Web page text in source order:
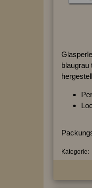
blaugrau
Kategorie: